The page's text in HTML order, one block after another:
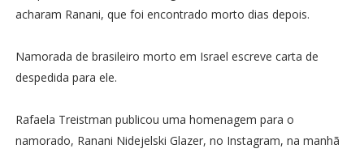
acharam Ranani, que foi encontrado morto dias depois.
Namorada de brasileiro morto em Israel escreve carta de
despedida para ele.
Rafaela Treistman publicou uma homenagem para o
namorado, Ranani Nidejelski Glazer, no Instagram, na manhã